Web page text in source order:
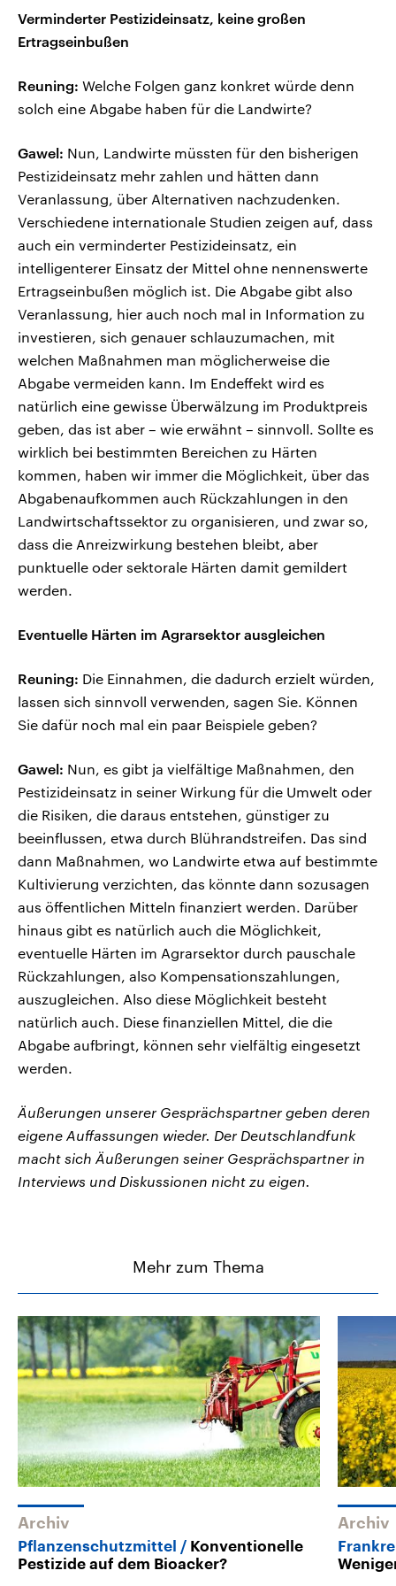
Verminderter Pestizideinsatz, keine großen
Ertragseinbußen
Reuning: Welche Folgen ganz konkret würde denn
solch eine Abgabe haben für die Landwirte?
Gawel: Nun, Landwirte müssten für den bisherigen
Pestizideinsatz mehr zahlen und hätten dann
Veranlassung, über Alternativen nachzudenken.
Verschiedene internationale Studien zeigen auf, dass
auch ein verminderter Pestizideinsatz, ein
intelligenterer Einsatz der Mittel ohne nennenswerte
Ertragseinbußen möglich ist. Die Abgabe gibt also
Veranlassung, hier auch noch mal in Information zu
investieren, sich genauer schlauzumachen, mit
welchen Maßnahmen man möglicherweise die
Abgabe vermeiden kann. Im Endeffekt wird es
natürlich eine gewisse Überwälzung im Produktpreis
geben, das ist aber – wie erwähnt – sinnvoll. Sollte es
wirklich bei bestimmten Bereichen zu Härten
kommen, haben wir immer die Möglichkeit, über das
Abgabenaufkommen auch Rückzahlungen in den
Landwirtschaftssektor zu organisieren, und zwar so,
dass die Anreizwirkung bestehen bleibt, aber
punktuelle oder sektorale Härten damit gemildert
werden.
Eventuelle Härten im Agrarsektor ausgleichen
Reuning: Die Einnahmen, die dadurch erzielt würden,
lassen sich sinnvoll verwenden, sagen Sie. Können
Sie dafür noch mal ein paar Beispiele geben?
Gawel: Nun, es gibt ja vielfältige Maßnahmen, den
Pestizideinsatz in seiner Wirkung für die Umwelt oder
die Risiken, die daraus entstehen, günstiger zu
beeinflussen, etwa durch Blührandstreifen. Das sind
dann Maßnahmen, wo Landwirte etwa auf bestimmte
Kultivierung verzichten, das könnte dann sozusagen
aus öffentlichen Mitteln finanziert werden. Darüber
hinaus gibt es natürlich auch die Möglichkeit,
eventuelle Härten im Agrarsektor durch pauschale
Rückzahlungen, also Kompensationszahlungen,
auszugleichen. Also diese Möglichkeit besteht
natürlich auch. Diese finanziellen Mittel, die die
Abgabe aufbringt, können sehr vielfältig eingesetzt
werden.
Äußerungen unserer Gesprächspartner geben deren
eigene Auffassungen wieder. Der Deutschlandfunk
macht sich Äußerungen seiner Gesprächspartner in
Interviews und Diskussionen nicht zu eigen.
Mehr zum Thema
Archiv
Pflanzenschutzmittel
Konventionelle
Pestizide auf dem Bioacker?
Archiv